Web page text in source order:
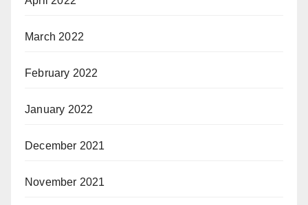
March 2022
February 2022
January 2022
December 2021
November 2021